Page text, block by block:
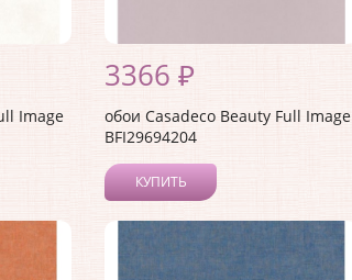
Image
3366 ₽
обои Casadeco Beauty Full Image
BFI29694204
КУПИТЬ